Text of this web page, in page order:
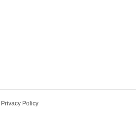
Privacy Policy